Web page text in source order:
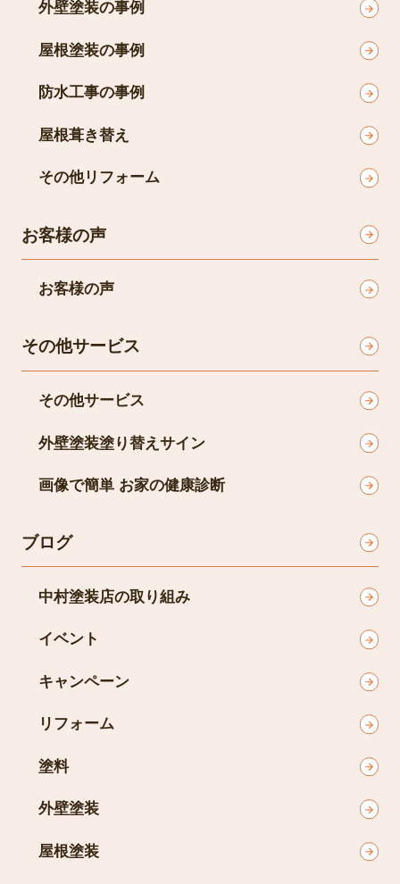
外壁塗装の事例
屋根塗装の事例
防水工事の事例
屋根葺き替え
その他リフォーム
お客様の声
お客様の声
その他サービス
その他サービス
外壁塗装塗り替えサイン
画像で簡単 お家の健康診断
ブログ
中村塗装店の取り組み
イベント
キャンペーン
リフォーム
塗料
外壁塗装
屋根塗装